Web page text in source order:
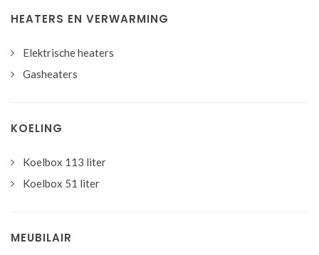
HEATERS EN VERWARMING
Elektrische heaters
Gasheaters
KOELING
Koelbox 113 liter
Koelbox 51 liter
MEUBILAIR